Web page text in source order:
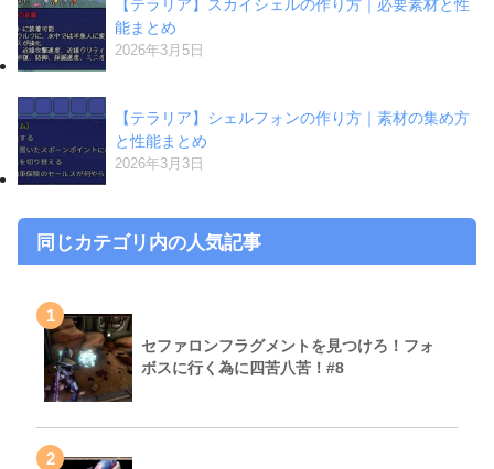
【テラリア】スカイシェルの作り方｜必要素材と性
能まとめ
2026年3月5日
【テラリア】シェルフォンの作り方｜素材の集め方
と性能まとめ
2026年3月3日
同じカテゴリ内の人気記事
1
セファロンフラグメントを見つけろ！フォ
ボスに行く為に四苦八苦！#8
2